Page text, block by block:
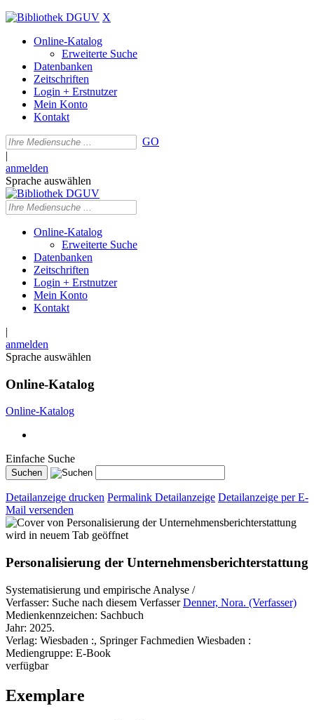
X
Online-Katalog
Erweiterte Suche
Datenbanken
Zeitschriften
Login + Erstnutzer
Mein Konto
Kontakt
GO
|
anmelden
Sprache auswählen
Online-Katalog
Erweiterte Suche
Datenbanken
Zeitschriften
Login + Erstnutzer
Mein Konto
Kontakt
|
anmelden
Sprache auswählen
Online-Katalog
Online-Katalog
Einfache Suche
Detailanzeige drucken Permalink Detailanzeige Detailanzeige per E-
Mail versenden
wird in neuem Tab geöffnet
Personalisierung der Unternehmensberichterstattung
Systematisierung und empirische Analyse /
Verfasser: Suche nach diesem Verfasser Denner, Nora. (Verfasser)
Medienkennzeichen: Sachbuch
Jahr: 2025.
Verlag: Wiesbaden :, Springer Fachmedien Wiesbaden :
Mediengruppe: E-Book
verfügbar
Exemplare